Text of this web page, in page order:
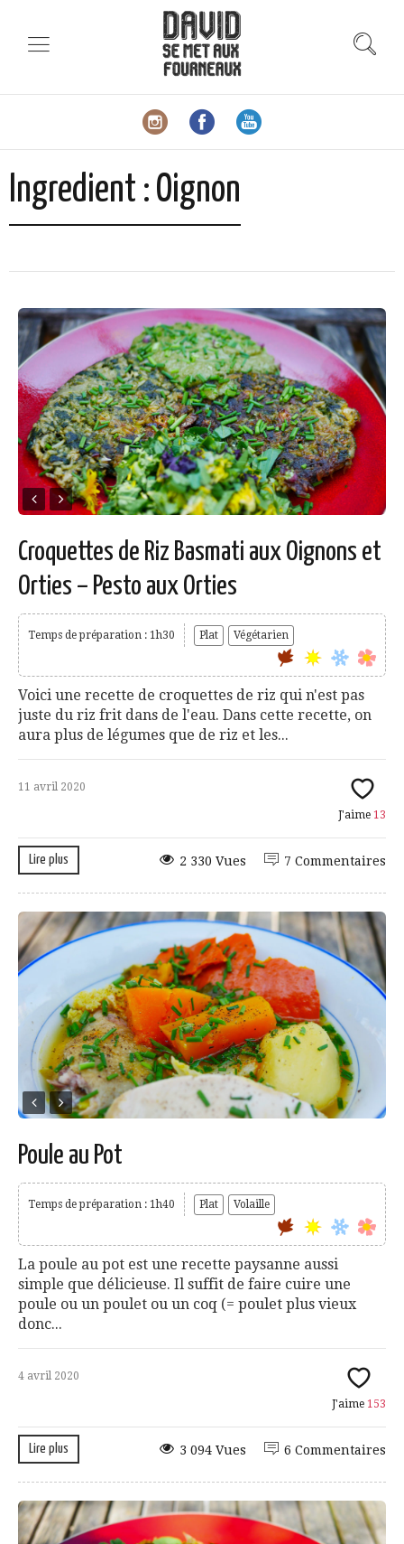
Ingredient : Oignon
Croquettes de Riz Basmati aux Oignons et
Orties – Pesto aux Orties
Temps de préparation : 1h30 Plat Végétarien
Voici une recette de croquettes de riz qui n'est pas
juste du riz frit dans de l'eau. Dans cette recette, on
aura plus de légumes que de riz et les...
11 avril 2020
J'aime 13
Lire plus 7 Commentaires
2 330 Vues
Poule au Pot
Temps de préparation : 1h40 Plat Volaille
La poule au pot est une recette paysanne aussi
simple que délicieuse. Il suffit de faire cuire une
poule ou un poulet ou un coq (= poulet plus vieux
donc...
4 avril 2020
J'aime 153
Lire plus 6 Commentaires
3 094 Vues